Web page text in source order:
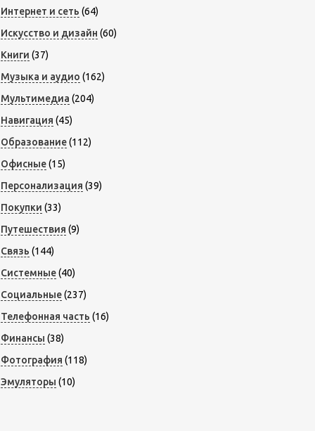
Интернет и сеть (64)
Искусство и дизайн (60)
Книги (37)
Музыка и аудио (162)
Мультимедиа (204)
Навигация (45)
Образование(112)
Офисные(15)
Персонализация (39)
Покупки (33)
Путешествия (9)
Связь (144)
Системные(40)
Социальные(237)
Телефонная часть (16)
Финансы (38)
Фотография (118)
Эмуляторы (10)